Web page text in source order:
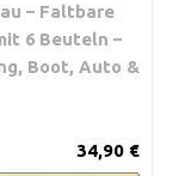
– Faltbare
6 Beuteln –
Boot, Auto &
34,90 €